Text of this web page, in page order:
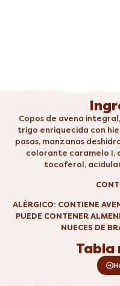
Copos de avena
trigo enriquecida con
pasas, manzanas
colorante caramelo I,
tocoferol,
ALÉRGICO: CONTIENE
PUEDE CONTENER
NUECES DE